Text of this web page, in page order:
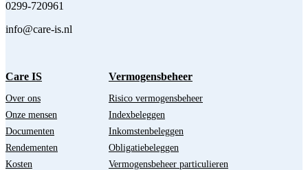
0299-720961
info@care-is.nl
Care IS
Over ons
Onze mensen
Documenten
Rendementen
Kosten
Vermogensbeheer
Risico vermogensbeheer
Indexbeleggen
Inkomstenbeleggen
Obligatiebeleggen
Vermogensbeheer particulieren